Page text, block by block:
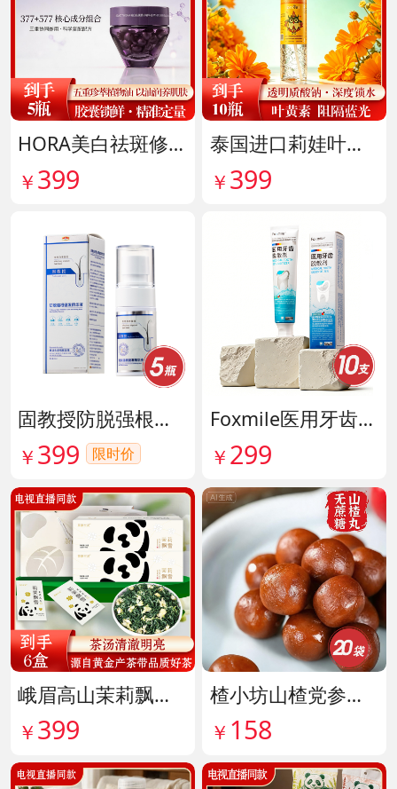
HORA美白祛斑修护精华油 货号141999
￥ 399
泰国进口莉娃叶黄素精华护眼液 货号142036
￥ 399
固教授防脱强根健发精华液 货号141187
￥ 399 限时价
Foxmile医用牙齿脱敏剂 货号141702
￥ 299
峨眉高山茉莉飘雪铂金熊猫礼盒限量版 货号141997
￥ 399
楂小坊山楂党参黄芪丸 货号142033
￥ 158